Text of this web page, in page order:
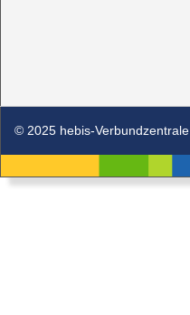
© 2025 hebis-Verbundzentrale